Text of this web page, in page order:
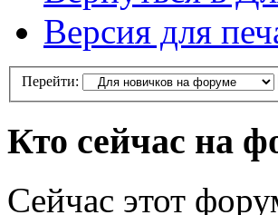
Версия для
Перейти:
Кто сейчас на
Сейчас этот